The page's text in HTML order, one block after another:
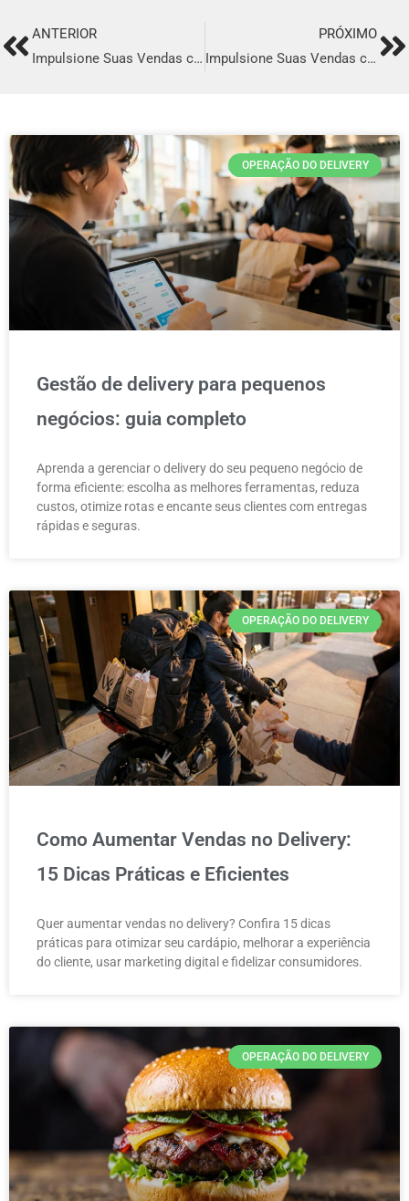
PrevANTERIOR
Impulsione Suas Vendas com o Melhor Sistema de Delivery em Escada
PRÓXIMO
Impulsione Suas Vendas com o Melhor Sistema de Delivery em Tupã
OPERAÇÃO DO DELIVERY
Gestão de delivery para pequenos
negócios: guia completo
Aprenda a gerenciar o delivery do seu pequeno negócio de
forma eficiente: escolha as melhores ferramentas, reduza
custos, otimize rotas e encante seus clientes com entregas
rápidas e seguras.
OPERAÇÃO DO DELIVERY
Como Aumentar Vendas no Delivery:
15 Dicas Práticas e Eficientes
Quer aumentar vendas no delivery? Confira 15 dicas
práticas para otimizar seu cardápio, melhorar a experiência
do cliente, usar marketing digital e fidelizar consumidores.
OPERAÇÃO DO DELIVERY